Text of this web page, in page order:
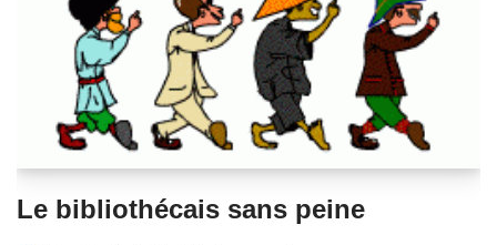
Le bibliothécais sans peine